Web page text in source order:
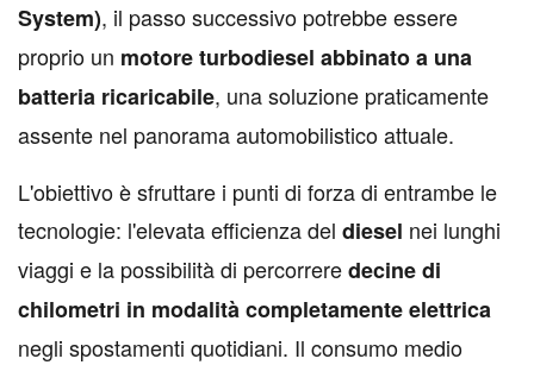
System), il passo successivo potrebbe essere
proprio un motore turbodiesel abbinato a una
batteria ricaricabile, una soluzione praticamente
assente nel panorama automobilistico attuale.
L'obiettivo è sfruttare i punti di forza di entrambe le
tecnologie: l'elevata efficienza del diesel nei lunghi
viaggi e la possibilità di percorreredecine di
chilometri in modalità completamente elettrica
negli spostamenti quotidiani. Il consumo medio